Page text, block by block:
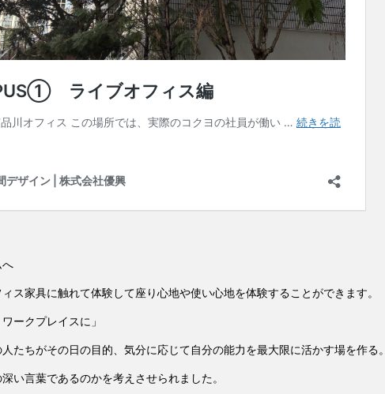
へ
ス家具に触れて体験して座り心地や使い心地を体験することができます。
ークプレイスに」
たちがその日の目的、気分に応じて自分の能力を最大限に活かす場を作る。
い言葉であるのかを考えさせられました。